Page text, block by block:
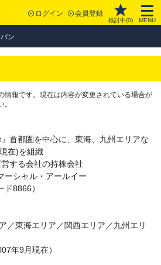
ログイン 会員登録
検討中(0) MENU
ン
報です。現在は内容が変更されている場合が
首都圏を中心に、東海、九州エリアな
在)を組織
する会社の持株会社
ーシャル・アールイー
ド8866）
／東海エリア／関西エリア／九州エリ
年9月現在）